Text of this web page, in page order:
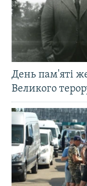
День пам'яті
Великого